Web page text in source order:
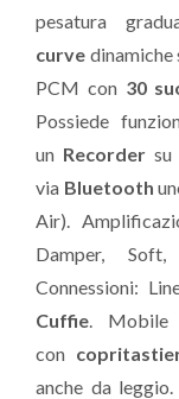
5
6 KORG
pesatura
curve dinamiche
PCM con 30
Possiede
un Recordersu
via Bluetooth
Air).
Damper,
Connessioni:
Cuffie. Mobile
con
anche da